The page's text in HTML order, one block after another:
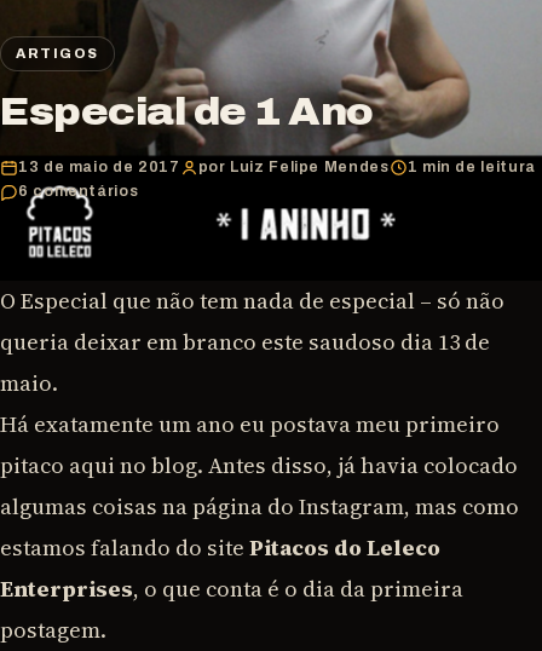
ARTIGOS
Especial de 1 Ano
13 de maio de 2017 por Luiz Felipe Mendes
1 min de leitura
6 comentários
O Especial que não tem nada de especial – só não
queria deixar em branco este saudoso dia 13 de
maio.
Há exatamente um ano eu postava meu primeiro
pitaco aqui no blog. Antes disso, já havia colocado
algumas coisas na página do Instagram, mas como
estamos falando do site Pitacos do Leleco
Enterprises, o que conta é o dia da primeira
postagem.